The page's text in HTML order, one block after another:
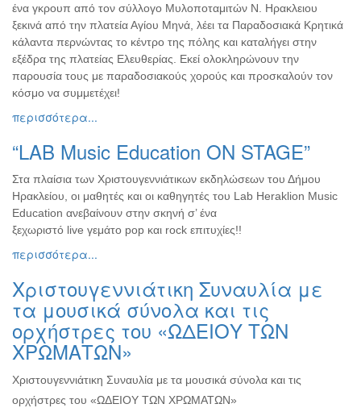
ένα γκρουπ από τον σύλλογο Μυλοποταμιτών Ν. Ηρακλειου
ξεκινά από την πλατεία Αγίου Μηνά, λέει τα Παραδοσιακά Κρητικά
κάλαντα περνώντας το κέντρο της πόλης και καταλήγει στην
εξέδρα της πλατείας Ελευθερίας. Εκεί ολοκληρώνουν την
παρουσία τους με παραδοσιακούς χορούς και προσκαλούν τον
κόσμο να συμμετέχει!
περισσότερα...
“LAB Music Education ΟN STAGE”
Στα πλαίσια των Χριστουγεννιάτικων εκδηλώσεων του Δήμου
Ηρακλείου, οι μαθητές και οι καθηγητές του Lab Heraklion Music
Education ανεβαίνουν στην σκηνή σ’ ένα
ξεχωριστό live γεμάτο pop και rock επιτυχίες!!
περισσότερα...
Χριστουγεννιάτικη Συναυλία με
τα μουσικά σύνολα και τις
ορχήστρες του «ΩΔΕΙΟΥ ΤΩΝ
ΧΡΩΜΑΤΩΝ»
Χριστουγεννιάτικη Συναυλία με τα μουσικά σύνολα και τις
ορχήστρες του «ΩΔΕΙΟΥ ΤΩΝ ΧΡΩΜΑΤΩΝ»